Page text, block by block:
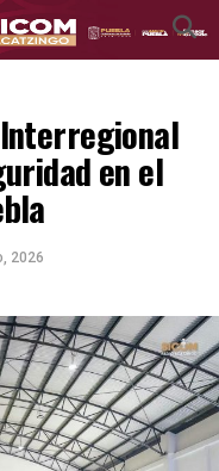
Interregional
en el
2026